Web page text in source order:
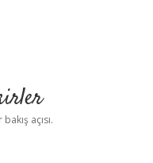
açısı.